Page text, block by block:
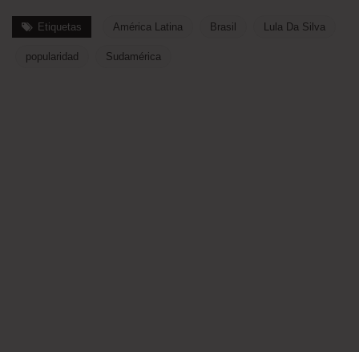
Etiquetas América Latina Brasil Lula Da Silva
popularidad Sudamérica